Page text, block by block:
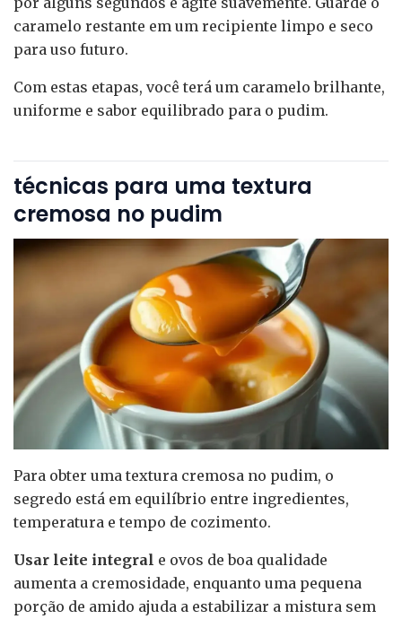
caramelo restante em um recipiente limpo e seco
para uso futuro.
Com estas etapas, você terá um caramelo brilhante,
uniforme e sabor equilibrado para o pudim.
técnicas para uma textura
cremosa no pudim
Para obter uma textura cremosa no pudim, o
segredo está em equilíbrio entre ingredientes,
temperatura e tempo de cozimento.
Usar leite integral e ovos de boa qualidade
aumenta a cremosidade, enquanto uma pequena
porção de amido ajuda a estabilizar a mistura sem